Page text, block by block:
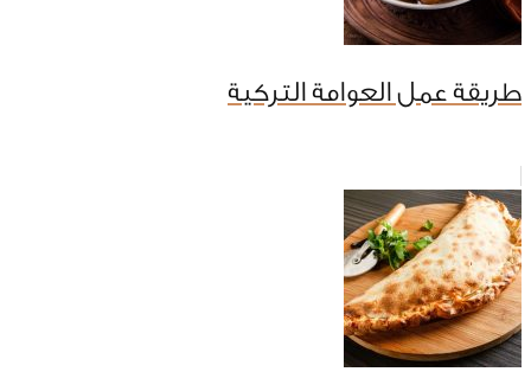
طريقة عمل العوامة التركية